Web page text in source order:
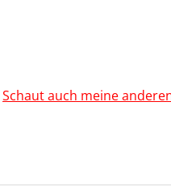
Schaut auch meine